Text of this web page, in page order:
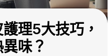
理5大技巧，
味？